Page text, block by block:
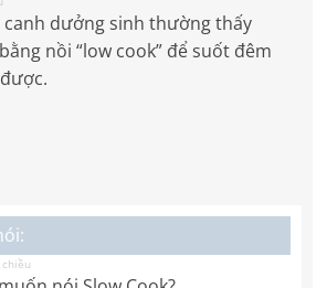
canh dưởng sinh thường thấy
nồi “low cook” để suốt đêm